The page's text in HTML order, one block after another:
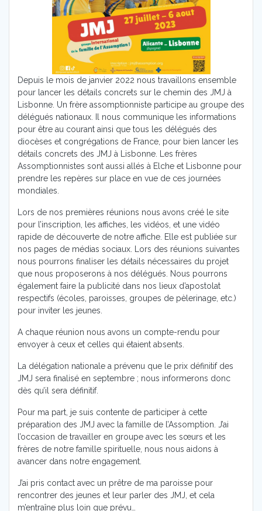
Depuis le mois de janvier 2022 nous travaillons ensemble
pour lancer les détails concrets sur le chemin des JMJ à
Lisbonne. Un frère assomptionniste participe au groupe des
délégués nationaux. Il nous communique les informations
pour être au courant ainsi que tous les délégués des
diocèses et congrégations de France, pour bien lancer les
détails concrets des JMJ à Lisbonne. Les frères
Assomptionnistes sont aussi allés à Elche et Lisbonne pour
prendre les repères sur place en vue de ces journées
mondiales.
Lors de nos premières réunions nous avons créé le site
pour l’inscription, les affiches, les vidéos, et une vidéo
rapide de découverte de notre affiche. Elle est publiée sur
nos pages de médias sociaux. Lors des réunions suivantes
nous pourrons finaliser les détails nécessaires du projet
que nous proposerons à nos délégués. Nous pourrons
également faire la publicité dans nos lieux d’apostolat
respectifs (écoles, paroisses, groupes de pèlerinage, etc.)
pour inviter les jeunes.
A chaque réunion nous avons un compte-rendu pour
envoyer à ceux et celles qui étaient absents.
La délégation nationale a prévenu que le prix définitif des
JMJ sera finalisé en septembre ; nous informerons donc
dès qu’il sera définitif.
Pour ma part, je suis contente de participer à cette
préparation des JMJ avec la famille de l’Assomption. J’ai
l’occasion de travailler en groupe avec les sœurs et les
frères de notre famille spirituelle, nous nous aidons à
avancer dans notre engagement.
J’ai pris contact avec un prêtre de ma paroisse pour
rencontrer des jeunes et leur parler des JMJ, et cela
m’entraîne plus loin que prévu…